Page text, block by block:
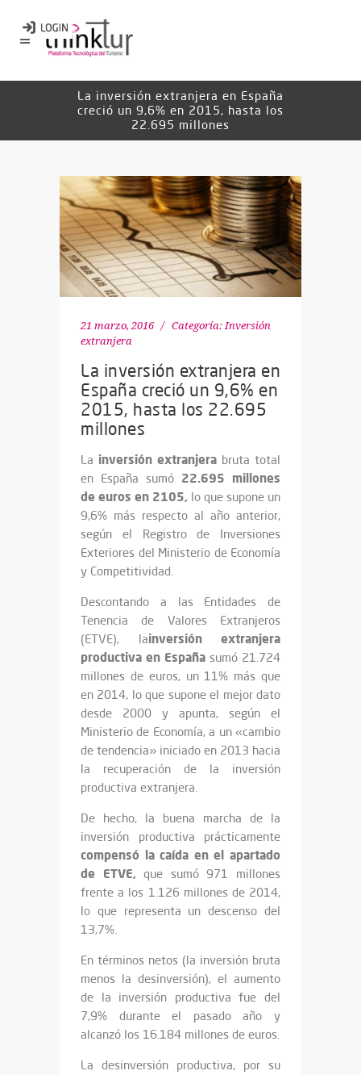
La inversión extranjera en España
creció un 9,6% en 2015, hasta los
22.695 millones
21 marzo, 2016 Categoría: Inversión
extranjera
La inversión extranjera en
España creció un 9,6% en
2015, hasta los 22.695
millones
La inversión extranjera bruta total
en España sumó 22.695 millones
de euros en 2105, lo que supone un
9,6% más respecto al año anterior,
según el Registro de Inversiones
Exteriores del Ministerio de Economía
y Competitividad.
Descontando a las Entidades de
Tenencia de Valores Extranjeros
(ETVE), lainversión extranjera
productiva en España sumó 21.724
millones de euros, un 11% más que
en 2014, lo que supone el mejor dato
desde 2000 y apunta, según el
Ministerio de Economía, a un «cambio
de tendencia» iniciado en 2013 hacia
la recuperación de la inversión
productiva extranjera.
De hecho, la buena marcha de la
inversión productiva prácticamente
compensó la caída en el apartado
de ETVE,que sumó 971 millones
frente a los 1.126 millones de 2014,
lo que representa un descenso del
13,7%.
En términos netos (la inversión bruta
menos la desinversión), el aumento
de la inversión productiva fue del
7,9% durante el pasado año y
alcanzó los 16.184 millones de euros.
La desinversión productiva, por su